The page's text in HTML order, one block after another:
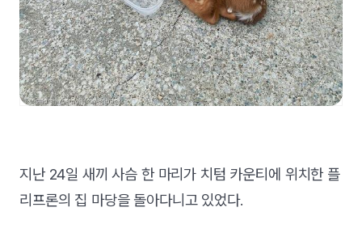
지난 24일 새끼 사슴 한 마리가 치텀 카운티에 위치한 플
리프론의 집 마당을 돌아다니고 있었다.